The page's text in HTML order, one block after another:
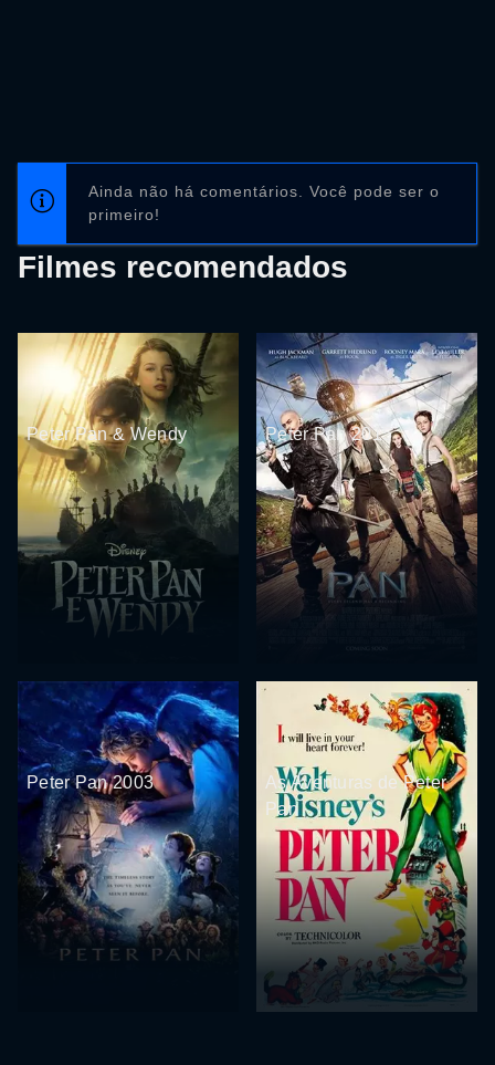
Ainda não há comentários. Você pode ser o
primeiro!
Filmes recomendados
Peter Pan & Wendy Peter Pan 2015
Peter Pan 2003
As Aventuras de Peter
Pan